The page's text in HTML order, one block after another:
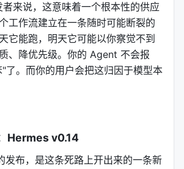
来说，这意味着一个根本性的供应
工作流建立在一条随时可能断裂的
它能跑，明天它可能以你察觉不到
、降优先级。你的 Agent 不会报
了。而你的用户会把这归因于模型本
Hermes v0.14
发布，是这条死路上开出来的一条新